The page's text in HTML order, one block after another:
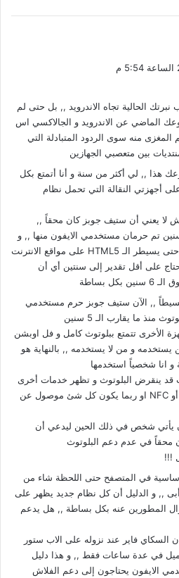
الحالية تجاه الاندرويد ,, بل حتى لم
الماضي عن الاندرويد و الجالاكسي اس
المغزى منه سوى الردود المتبادلة التي
بين متعصبي الجهازين
هذا ,, لي أكثر من سنة و أنا أتمتع بكل
أجهزتي النقالة التي تحمل نظام
لا يعني أن ستيف جوبز كان محقاً ,,
تم حرمان مستخدمي الايفون منها ,, و
سيتم حرمانهم حتى يسيطر الـ HTML5 على مواقع الانترنت
على أقل تقدير إلى سنتين أي أن
بساطة
,, الآن ستيف جوبز حرم مستخدمي
منذ ما يقارب الـ 5 سنين
الأخرى تتمتع ببلوتوث كامل و فل اوبشن
يستخدمه و من لا يستخدمه ,, بالنهاية هو
انا شخصياً استخدمها
قد ينقرض البلوتوث و تظهر خدمات أخرى
كـ Wifi Direct أو NFC او ربما يكون كل شئ موصول عن
يأتي شخص في ذلك الحين ليدعي أن
محقاً في عدم دعم البلوتوث
!!!
في المتصفح حتى اللحظة شاء من
,, و الدليل أن كل نظام جديد يظهر على
المطورين عنه بكل بساطة ,, هل يدعم
السكاي فاير عند نزوله على الاب ستور
في عدة ساعات فقط ,, و هذا دليل
الايفون يحتاجون إلى دعم الفلاش